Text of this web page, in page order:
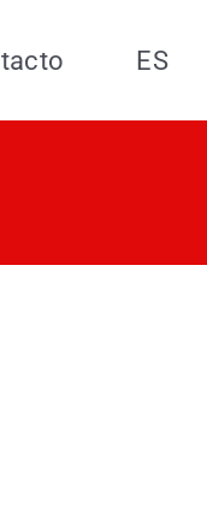
ES